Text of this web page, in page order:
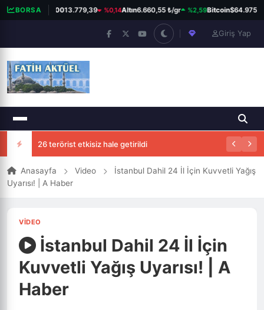
BORSABIST 10013.779,39 %0,14Altın6.660,55 ₺/gr %2,59Bitcoin$64.975
Giriş Yap
26 terörist etkisiz hale getirildi
Anasayfa Video
İstanbul Dahil 24 İl İçin Kuvvetli Yağış
Uyarısı! | A Haber
VIDEO
İstanbul Dahil 24 İl İçin
Kuvvetli Yağış Uyarısı! | A
Haber